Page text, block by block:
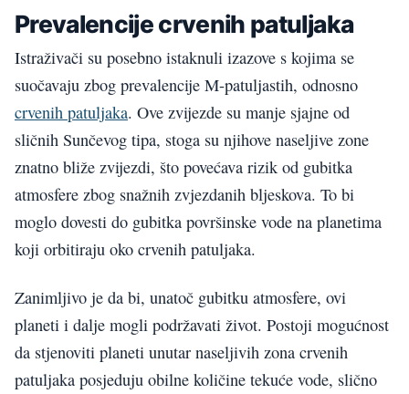
Prevalencije crvenih patuljaka
Istraživači su posebno istaknuli izazove s kojima se
suočavaju zbog prevalencije M-patuljastih, odnosno
crvenih patuljaka. Ove zvijezde su manje sjajne od
sličnih Sunčevog tipa, stoga su njihove naseljive zone
znatno bliže zvijezdi, što povećava rizik od gubitka
atmosfere zbog snažnih zvjezdanih bljeskova. To bi
moglo dovesti do gubitka površinske vode na planetima
koji orbitiraju oko crvenih patuljaka.
Zanimljivo je da bi, unatoč gubitku atmosfere, ovi
planeti i dalje mogli podržavati život. Postoji mogućnost
da stjenoviti planeti unutar naseljivih zona crvenih
patuljaka posjeduju obilne količine tekuće vode, slično